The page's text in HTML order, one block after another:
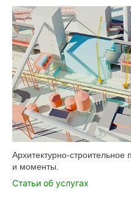
Архитектурно-
и моменты.
Статьи об услугах